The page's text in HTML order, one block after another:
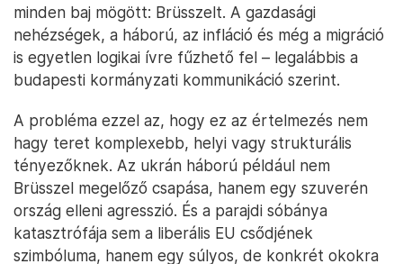
minden baj mögött: Brüsszelt. A gazdasági
nehézségek, a háború, az infláció és még a migráció
is egyetlen logikai ívre fűzhető fel – legalábbis a
budapesti kormányzati kommunikáció szerint.
A probléma ezzel az, hogy ez az értelmezés nem
hagy teret komplexebb, helyi vagy strukturális
tényezőknek. Az ukrán háború például nem
Brüsszel megelőző csapása, hanem egy szuverén
ország elleni agresszió. És a parajdi sóbánya
katasztrófája sem a liberális EU csődjének
szimbóluma, hanem egy súlyos, de konkrét okokra